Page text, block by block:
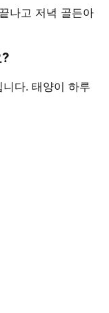
나고 저녁 골든아
다. 태양이 하루